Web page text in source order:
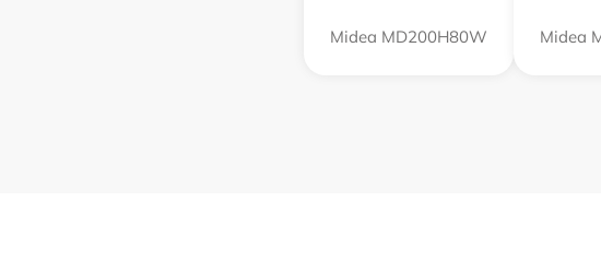
Midea MD200H80W Midea